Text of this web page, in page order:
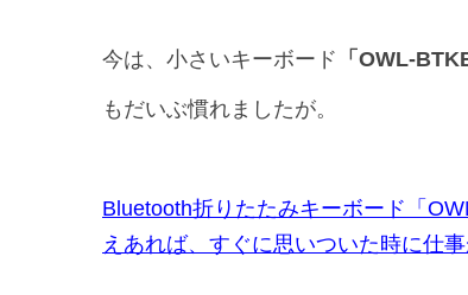
今は、小さいキーボード 「OWL-
もだいぶ慣れましたが。
Bluetooth折りたたみキーボード「
えあれば、すぐに思いついた時に仕事